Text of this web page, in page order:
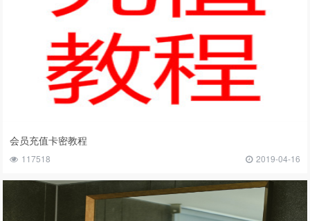
会员充值卡密教程
117518 2019-04-16